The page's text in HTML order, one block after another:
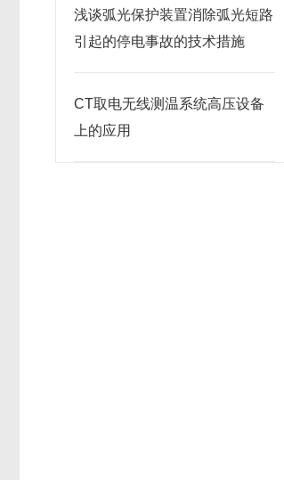
浅谈弧光保护装置消除弧光短路
引起的停电事故的技术措施
CT取电无线测温系统高压设备
上的应用